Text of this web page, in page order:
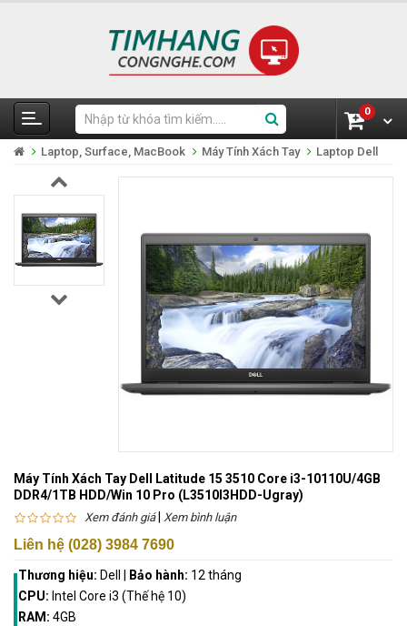
0
Laptop, Surface, MacBook Máy Tính Xách Tay Laptop Dell
Máy Tính Xách Tay Dell Latitude 15 3510 Core i3-10110U/4GB
DDR4/1TB HDD/Win 10 Pro (L3510I3HDD-Ugray)
Xem đánh giá| Xem bình luận
Liên hệ (028) 3984 7690
Thương hiệu: Dell Bảo hành: 12 tháng
CPU: Intel Core i3 (Thế hệ 10)
RAM: 4GB